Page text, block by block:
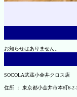
お知らせはありません。
SOCOLA武蔵小金井クロス店
住所 ： 東京都小金井市本町6-